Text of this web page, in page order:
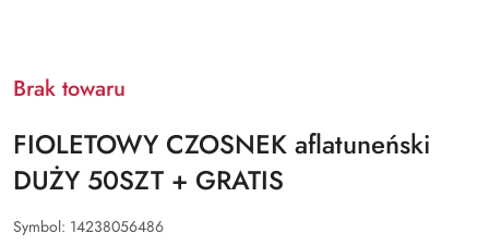
Brak towaru
FIOLETOWY CZOSNEK aflatuneński
DUŻY 50SZT + GRATIS
Symbol: 14238056486